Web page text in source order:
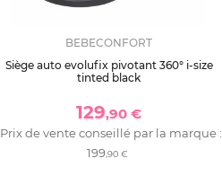
BEBECONFORT
Siège auto evolufix pivotant 360° i-size
tinted black
129,90 €
Prix de vente conseillé par la marque :
199,90 €